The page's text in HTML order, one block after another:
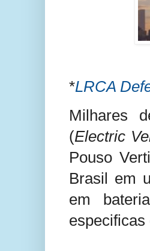
*LRCA
Milhares
(Electric
Pouso
Brasil em
em
especificas